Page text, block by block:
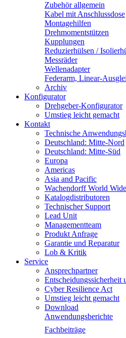
Zubehör allgemein
Kabel mit Anschlussdose
Montagehilfen
Drehmomentstützen
Kupplungen
Reduzierhülsen /
Messräder
Wellenadapter
Federarm, Linear-
Archiv
Konfigurator
Drehgeber-Konfigurator
Umstieg leicht gemacht
Kontakt
Technische
Deutschland: Mitte-Nord
Deutschland: Mitte-Süd
Europa
Americas
Asia and Pacific
Wachendorff World Wide
Katalogdistributoren
Technischer Support
Lead Unit
Managementteam
Produkt Anfrage
Garantie und Reparatur
Lob & Kritik
Service
Ansprechpartner
Entscheidungssicherheit
Cyber Resilience Act
Umstieg leicht gemacht
Download
Anwendungsberichte
Fachbeiträge